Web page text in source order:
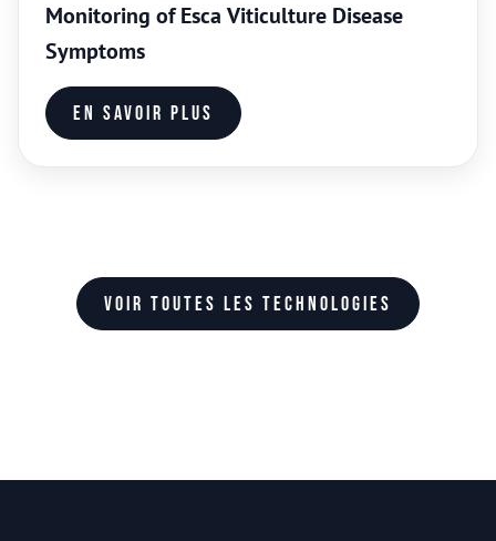
Monitoring of Esca Viticulture Disease
Symptoms
En savoir plus
Voir toutes les technologies